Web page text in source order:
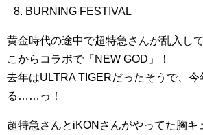
BURNING FESTIVAL
黄金時代の途中で超特急さんが乱入し
こからコラボで「NEW GOD」！
去年はULTRA TIGERだったそうで、今
る……っ！
超特急さんとiKONさんがやってた胸キ